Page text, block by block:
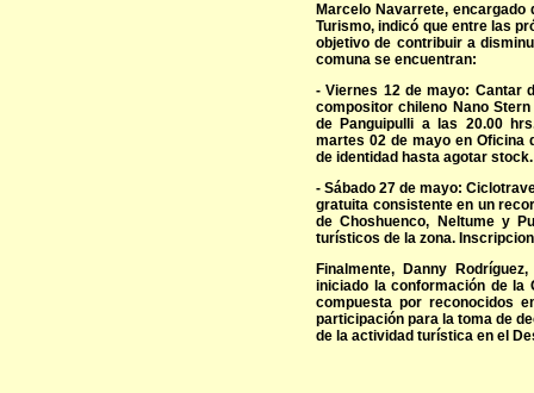
Marcelo Navarrete,
Turismo, indicó que entre las
objetivo de contribuir a
comuna se encuentran:
- Viernes 12 de mayo: Cantar
compositor chileno Nano
de Panguipulli a las 20.00
martes 02 de mayo en Oficina
de identidad hasta agotar stock.
- Sábado 27 de mayo:
gratuita consistente en un
de Choshuenco, Neltume y
turísticos de la zona.
Finalmente, Danny
iniciado la conformación de la
compuesta por reconocidos
participación para la toma de
de la actividad turística en el